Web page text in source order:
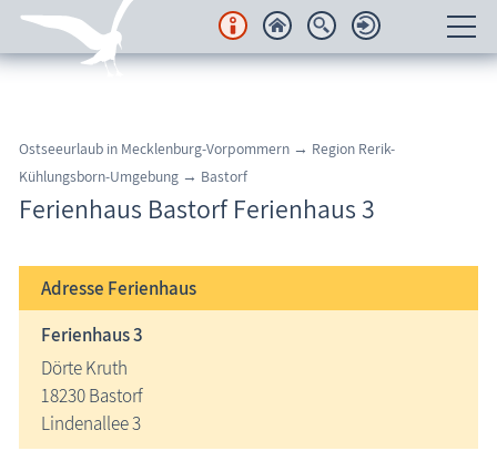
Regionales
Urlaubsorte
Freizeit
Wissenswertes
Veranstaltungen
Ostseeurlaub in Mecklenburg-Vorpommern → Region Rerik-
Kühlungsborn-Umgebung → Bastorf
Ferienhaus Bastorf Ferienhaus 3
Adresse Ferienhaus
Ferienhaus 3
Dörte Kruth
18230 Bastorf
Lindenallee 3